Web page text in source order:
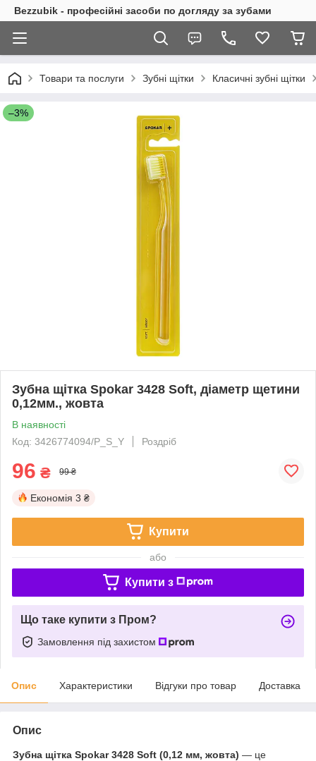
Bezzubik - професійні засоби по догляду за зубами
Товари та послуги Зубні щітки Класичні зубні щітки
–3%
Зубна щітка Spokar 3428 Soft, діаметр щетини
0,12мм., жовта
В наявності
Код: 3426774094/P_S_Y
Роздріб
96 ₴ 99 ₴
Економія 3 ₴
Купити
або
Купити з
Що таке купити з Пром?
Замовлення під захистом
Опис Характеристики Відгуки про товар Доставка
Опис
Зубна щітка Spokar 3428 Soft (0,12 мм, жовта) — це